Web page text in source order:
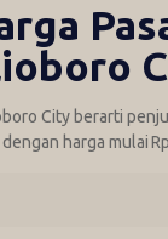
City berarti
harga mulai